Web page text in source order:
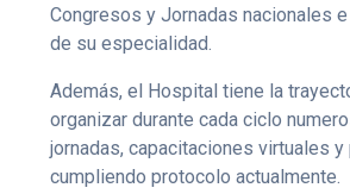
Congresos y Jornadas nacionales
de su especialidad.
Además, el Hospital tiene la
organizar durante cada ciclo
jornadas, capacitaciones virtuales
cumpliendo protocolo actualmente.